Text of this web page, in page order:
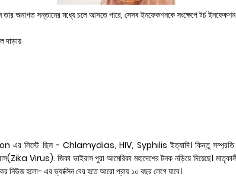
তার অনাগত সন্তানের মধ্যে চলে আসতে পারে, সেসব ইনফেকশনকে সংক্ষেপে টর্চ
দাড়ায়
এর লিস্টে ছিল - Chlamydias, HIV, Syphilis ইত্যাদি। কিন্তু সম্প্রতি
Virus). জিকা ভাইরাস পুরা আমেরিকা মহাদেশের টনক নড়িয়ে দিয়েছে।
নিউজ হলো- এর ভ্যাক্সিন বের হতে আরো প্রায় ১০ বছর লেগে যাবে।